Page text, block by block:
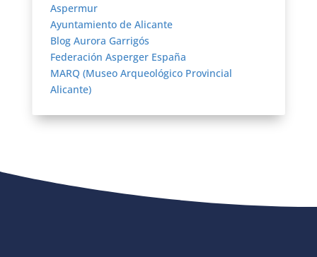
Aspermur
Ayuntamiento de Alicante
Blog Aurora Garrigós
Federación Asperger España
MARQ (Museo Arqueológico Provincial
Alicante)